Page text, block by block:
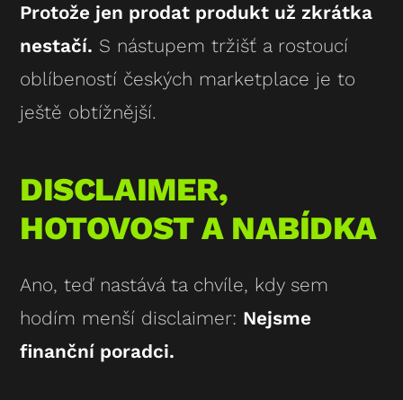
Protože jen prodat produkt už zkrátka
nestačí. S nástupem tržišť a rostoucí
oblíbeností českých marketplace je to
ještě obtížnější.
DISCLAIMER,
HOTOVOST A NABÍDKA
Ano, teď nastává ta chvíle, kdy sem
hodím menší disclaimer: Nejsme
finanční poradci.